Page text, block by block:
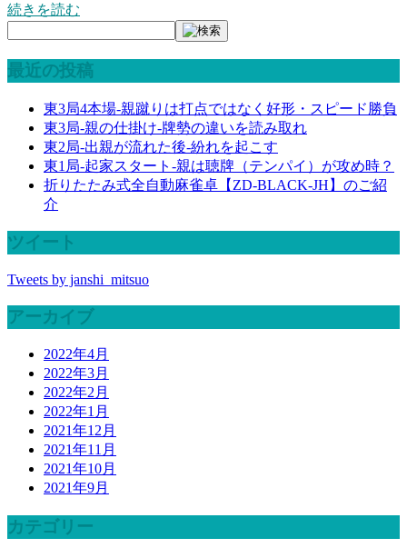
続きを読む
最近の投稿
東3局4本場-親蹴りは打点ではなく好形・スピード勝負
東3局-親の仕掛け-牌勢の違いを読み取れ
東2局-出親が流れた後-紛れを起こす
東1局-起家スタート-親は聴牌（テンパイ）が攻め時？
折りたたみ式全自動麻雀卓【ZD-BLACK-JH】のご紹
介
ツイート
Tweets by janshi_mitsuo
アーカイブ
2022年4月
2022年3月
2022年2月
2022年1月
2021年12月
2021年11月
2021年10月
2021年9月
カテゴリー